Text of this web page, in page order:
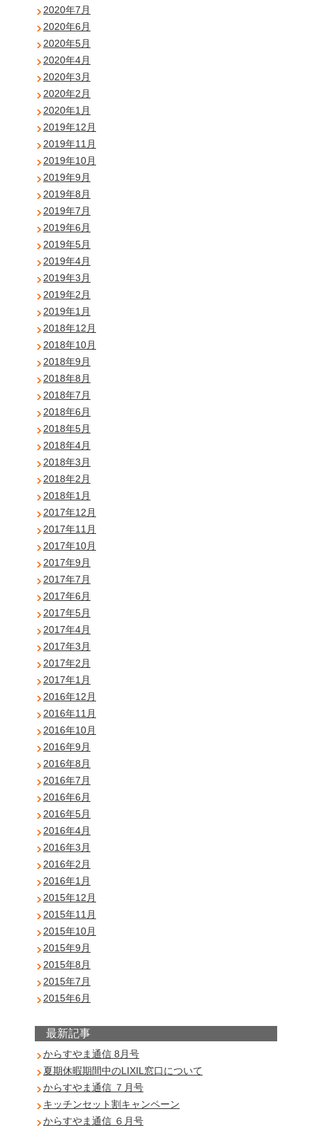
2020年7月
2020年6月
2020年5月
2020年4月
2020年3月
2020年2月
2020年1月
2019年12月
2019年11月
2019年10月
2019年9月
2019年8月
2019年7月
2019年6月
2019年5月
2019年4月
2019年3月
2019年2月
2019年1月
2018年12月
2018年10月
2018年9月
2018年8月
2018年7月
2018年6月
2018年5月
2018年4月
2018年3月
2018年2月
2018年1月
2017年12月
2017年11月
2017年10月
2017年9月
2017年7月
2017年6月
2017年5月
2017年4月
2017年3月
2017年2月
2017年1月
2016年12月
2016年11月
2016年10月
2016年9月
2016年8月
2016年7月
2016年6月
2016年5月
2016年4月
2016年3月
2016年2月
2016年1月
2015年12月
2015年11月
2015年10月
2015年9月
2015年8月
2015年7月
2015年6月
最新記事
からすやま通信 8月号
夏期休暇期間中のLIXIL窓口について
からすやま通信 ７月号
キッチンセット割キャンペーン
からすやま通信 ６月号